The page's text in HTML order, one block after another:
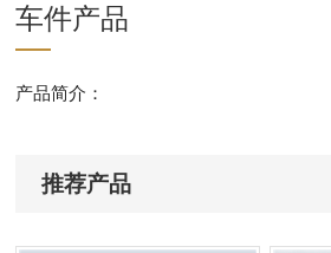
车件产品
产品简介：
推荐产品